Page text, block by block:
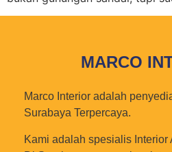
MARCO
Marco Interior adalah
Surabaya Terpercaya.
Kami adalah spesialis Interior